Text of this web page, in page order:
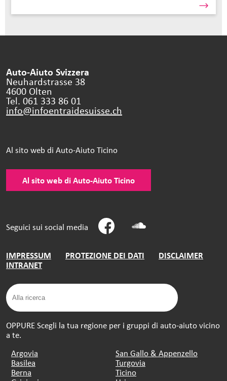
Auto-Aiuto Svizzera
Neuhardstrasse 38
4600 Olten
Tel. 061 333 86 01
info@infoentraidesuisse.ch
Al sito web di Auto-Aiuto Ticino
Al sito web di Auto-Aiuto Ticino
Seguici sui social media
IMPRESSUM PROTEZIONE DEI DATI
DISCLAIMER
INTRANET
OPPURE Scegli la tua regione per i gruppi di auto-aiuto vicino
a te.
Argovia
Basilea
Berna
San Gallo & Appenzello
Turgovia
Ticino